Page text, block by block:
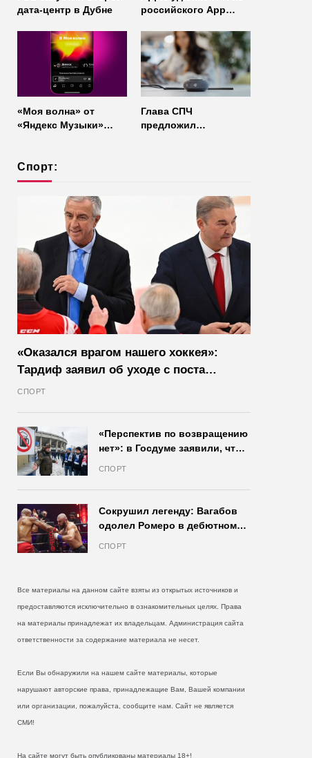
дата-центр в Дубне
российского App
«Моя волна» от
«Яндекс Музыки»
Глава СПЧ
предложил
Спорт:
«Оказался врагом нашего хоккея»:
Тардиф заявил об уходе с поста
президента IIHF в октябре
СПОРТ
«Перспектив по возвращению
нет»: в Госдуме заявили, что
СПОРТ
Сокрушил легенду: Вагабов
одолел Ромеро в дебютном
СПОРТ
Все материалы на данном сайте взяты из открытых источников и
предоставляются исключительно в ознакомительных целях. Права
на материалы принадлежат их владельцам. Администрация сайта
ответственности за содержание материала не несет.
Если Вы обнаружили на нашем сайте материалы, которые
нарушают авторские права, принадлежащие Вам, Вашей компании
или организации, пожалуйста, сообщите нам. Сайт не является
СМИ!
На сайте могут быть опубликованы материалы 18+!